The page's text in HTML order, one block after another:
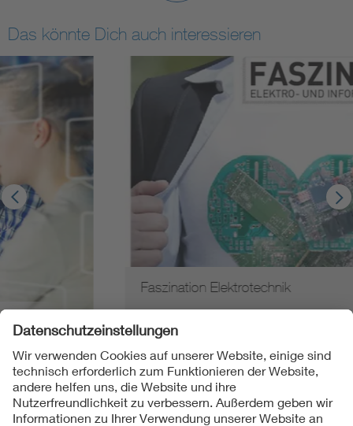
Das könnte Dich auch interessieren
Faszination Elektrotechnik